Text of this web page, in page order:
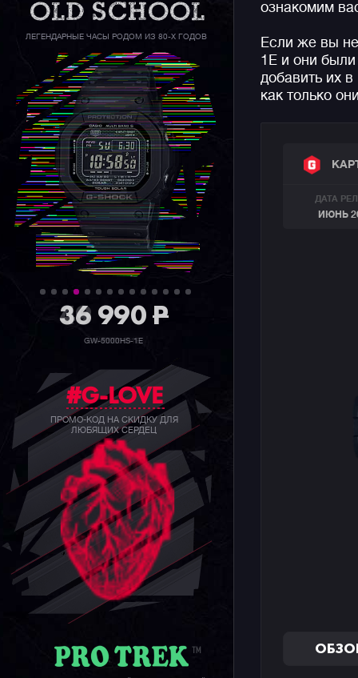
ЛЕГЕНДАРНЫЕ ЧАСЫ РОДОМ ИЗ 80-Х ГОДОВ
36 990P
GW-5000HS-1E
#G-LOVE
ПРОМО-КОД НА СКИДКУ ДЛЯ
ЛЮБЯЩИХ СЕРДЕЦ
ознакомим
Если же вы
1E и они
добавить их
как только
ДАТА
ИЮНЬ